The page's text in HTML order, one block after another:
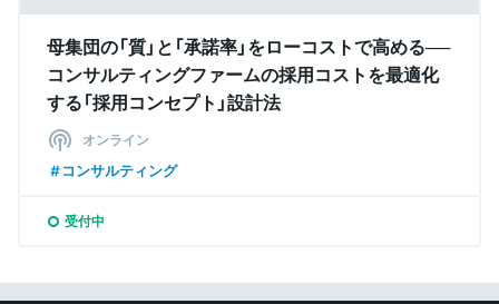
母集団の「質」と「承諾率」をローコストで高める──
コンサルティングファームの採用コストを最適化
する「採用コンセプト」設計法
オンライン
コンサルティング
受付中